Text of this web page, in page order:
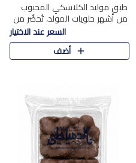
طبق موليد الكلاسكي المحبوب
من أشهر حلويات المولد، تُحضّر من
فول سوداني محمص بعناية
ومغلف بطبقة رقيقة من السكر
المكرمل، لتمنحك قرمشة أصيلة
السعر عند الاختيار
أضف